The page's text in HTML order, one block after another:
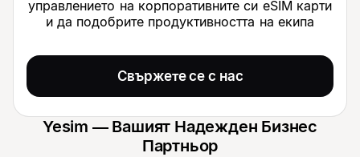
управлението на корпоративните си eSIM карти
и да подобрите продуктивността на екипа
Свържете се с нас
Yesim — Вашият Надежден Бизнес
Партньор